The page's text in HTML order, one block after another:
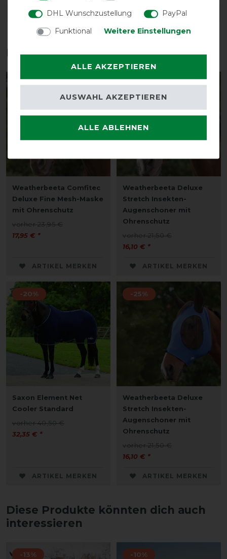
DETAILS ZUR PRODUKTSICHERHEIT
Das perfekte Zubehör für dich
-25%
Weatherbeeta Comfitec
Deluxe Fine Mesh-Maske
mit Ohrenschutz
vorher 23,95 €
17,95 € *
ARTIKEL MERKEN
-25%
Weatherbeeta Deluxe
Stretch Insekten-
Augenschoner mit
Ohrenschutz
vorher 21,50 €
16,10 € *
ARTIKEL MERKEN
-20%
Saxon Element Net
Cooler Standard
vorher 40,50 €
32,35 € *
ARTIKEL MERKEN
-25%
Weatherbeeta Deluxe
Stretch Insekten-
Augenschoner mit
Ohrenschutz
vorher 21,50 €
16,10 € *
ARTIKEL MERKEN
Diese Produkte könnten dich auch
interessieren
-13% -10%
DHL Wunschzustellung
PayPal
Funktional
Weitere Einstellungen
ALLE AKZEPTIEREN
ALLE ABLEHNEN
AUSWAHL AKZEPTIEREN